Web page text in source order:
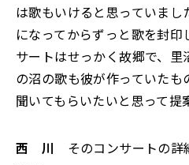
は歌もいけると思っていまし
になってからずっと歌を封
サートはせっかく故郷で、
の沼の歌も彼が作っていた
聞いてもらいたいと思って提
西 川 そのコンサートの詳